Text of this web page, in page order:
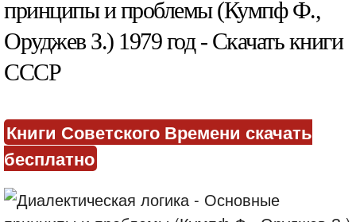
принципы и проблемы (Кумпф Ф.,
Оруджев З.) 1979 год - Скачать книги
СССР
Книги Советского Времени скачать
бесплатно